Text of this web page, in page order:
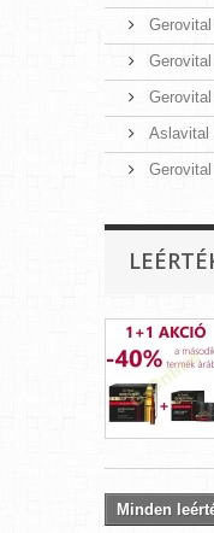
Aslavital
Minden